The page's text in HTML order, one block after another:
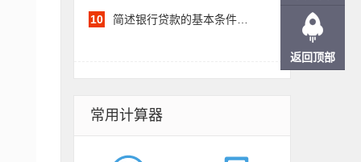
10 简述银行贷款的基本条件…
常用计算器
返回顶部